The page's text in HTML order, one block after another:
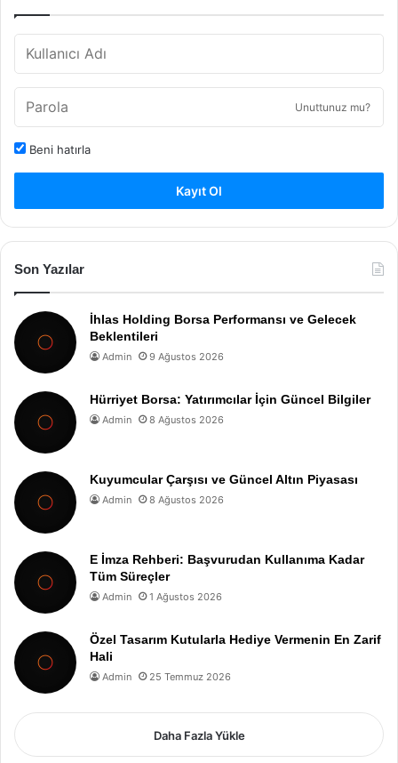
Unuttunuz mu?
Beni hatırla
Kayıt Ol
Son Yazılar
İhlas Holding Borsa Performansı ve Gelecek
Beklentileri
Admin 9 Ağustos 2026
Hürriyet Borsa: Yatırımcılar İçin Güncel Bilgiler
Admin 8 Ağustos 2026
Kuyumcular Çarşısı ve Güncel Altın Piyasası
Admin 8 Ağustos 2026
E İmza Rehberi: Başvurudan Kullanıma Kadar
Tüm Süreçler
Admin 1 Ağustos 2026
Özel Tasarım Kutularla Hediye Vermenin En Zarif
Hali
Admin 25 Temmuz 2026
Daha Fazla Yükle